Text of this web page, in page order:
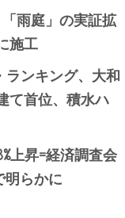
雨庭」の実証拡
施工
ランキング、大和
て首位、積水ハ
上昇=経済調査会
明らかに